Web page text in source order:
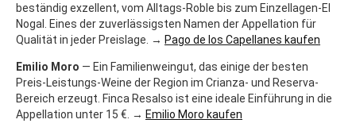
beständig exzellent, vom Alltags-Roble bis zum Einzellagen-El
Nogal. Eines der zuverlässigsten Namen der Appellation für
Qualität in jeder Preislage. → Pago de los Capellanes kaufen
Emilio Moro — Ein Familienweingut, das einige der besten
Preis-Leistungs-Weine der Region im Crianza- und Reserva-
Bereich erzeugt. Finca Resalso ist eine ideale Einführung in die
Appellation unter 15 €. → Emilio Moro kaufen